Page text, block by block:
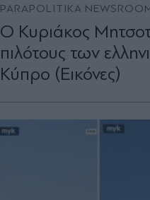
PARAPOLITIKA
Ο Κυριάκος
πιλότους των
Κύπρο (Εικόνες)